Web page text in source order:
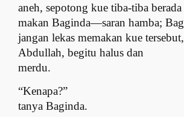
aneh, sepotong kue tiba-tiba
makan Baginda—saran hamba;
jangan lekas memakan kue
Abdullah, begitu halus dan
merdu.
“Kenapa?”
tanya Baginda.